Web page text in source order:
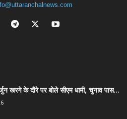
खरगे के दौरे पर बोले सीएम धामी, चुनाव पास...